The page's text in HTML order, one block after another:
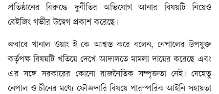
প্রতিষ্ঠানের বিরুদ্ধে দুর্নীতির অভিযোগ আনার বিষয়টি নিয়েও
বেইজিং গভীর উদ্বেগ প্রকাশ করেছে।
জবাবে খানাল ওয়াং ই-কে আশ্বস্ত করে বলেন, নেপালের উপযুক্ত
কর্তৃপক্ষ বিষয়টি খতিয়ে দেখে আদালতে মামলা দায়ের করেছে এবং
এর সঙ্গে সরকারের কোনো রাজনৈতিক সম্পৃক্ততা নেই। যেহেতু
নেপাল ও চীনের মধ্যে ফৌজদারি বিষয়ে পারস্পরিক আইনি সহায়তা